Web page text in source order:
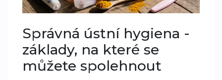
Správná ústní hygiena -
základy, na které se
můžete spolehnout